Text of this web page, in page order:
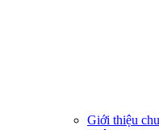
DNSE
Giới thiệu